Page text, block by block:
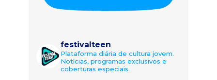
festivalteen
Plataforma diária de cultura jovem.
Notícias, programas exclusivos e
coberturas especiais.